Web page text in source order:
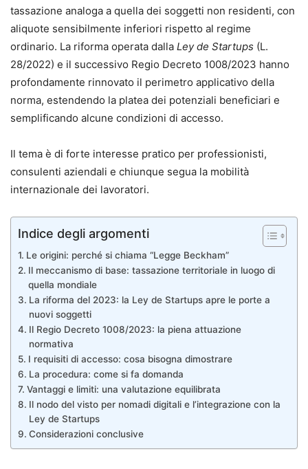
tassazione analoga a quella dei soggetti non residenti, con
aliquote sensibilmente inferiori rispetto al regime
ordinario. La riforma operata dalla Ley de Startups (L.
28/2022) e il successivo Regio Decreto 1008/2023 hanno
profondamente rinnovato il perimetro applicativo della
norma, estendendo la platea dei potenziali beneficiari e
semplificando alcune condizioni di accesso.
Il tema è di forte interesse pratico per professionisti,
consulenti aziendali e chiunque segua la mobilità
internazionale dei lavoratori.
Indice degli argomenti
Le origini: perché si chiama “Legge Beckham”
Il meccanismo di base: tassazione territoriale in luogo di
quella mondiale
La riforma del 2023: la Ley de Startups apre le porte a
nuovi soggetti
Il Regio Decreto 1008/2023: la piena attuazione
normativa
I requisiti di accesso: cosa bisogna dimostrare
La procedura: come si fa domanda
Vantaggi e limiti: una valutazione equilibrata
Il nodo del visto per nomadi digitali e l’integrazione con la
Ley de Startups
Considerazioni conclusive